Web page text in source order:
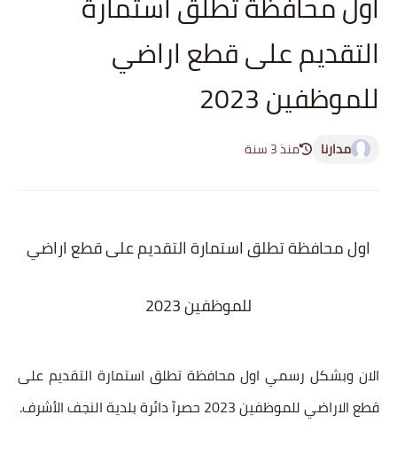
التقديم على قطع اراضي
للموظفين 2023
مدارنا منذ 3 سنة
اول محافظة تطلق استمارة التقديم على قطع اراضي
للموظفين 2023
الان وبشكل رسمي اول محافظة تطلق استمارة التقديم على
قطع الاراضي للموظفين 2023
حصرآ دائرة بلدية النجف الأشرف.